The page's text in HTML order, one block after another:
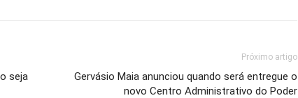
seja
Próximo artigo
Gervásio Maia anunciou quando será entregue o
novo Centro Administrativo do Poder